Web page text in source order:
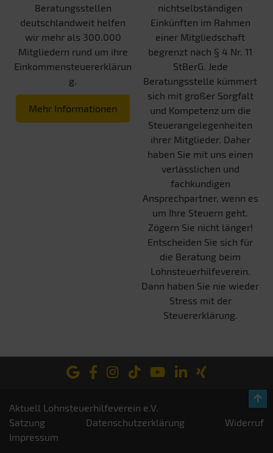
Termin
Beratungsstellen
deutschlandweit helfen
wir mehr als 300.000
Mitgliedern rund um ihre
Einkommensteuererklärun
g.
Mehr Informationen
nichtselbständigen
Einkünften im Rahmen
einer Mitgliedschaft
begrenzt nach § 4 Nr. 11
StBerG. Jede
Beratungsstelle kümmert
sich mit großer Sorgfalt
und Kompetenz um die
Steuerangelegenheiten
ihrer Mitglieder. Daher
haben Sie mit uns einen
verlässlichen und
fachkundigen
Ansprechpartner, wenn es
um Ihre Steuern geht.
Zögern Sie nicht länger!
Entscheiden Sie sich für
die Beratung beim
Lohnsteuerhilfeverein.
Dann haben Sie nie wieder
Stress mit der
Steuererklärung.
Aktuell Lohnsteuerhilfeverein e.V.
Satzung
Datenschutzerklärung
Widerruf
Impressum